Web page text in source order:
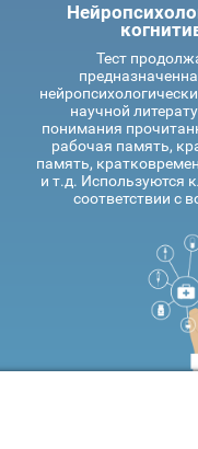
Тест
научной
понимания
рабочая память,
память,
и т.д. Используются
соответствии с